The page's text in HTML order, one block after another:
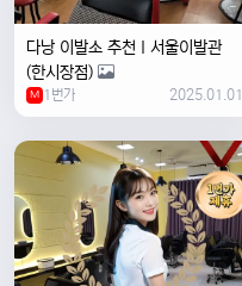
다낭 이발소 추천 I 서울이발관
(한시장점)
M 1번가 2025.01.01